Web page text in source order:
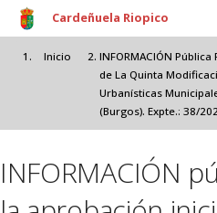
Pasar al
Cardeñuela Riopico
Inicio
INFORMACIÓN
de La Quinta
Urbanísticas
(Burgos). Expte.: 38/
INFORMACIÓN